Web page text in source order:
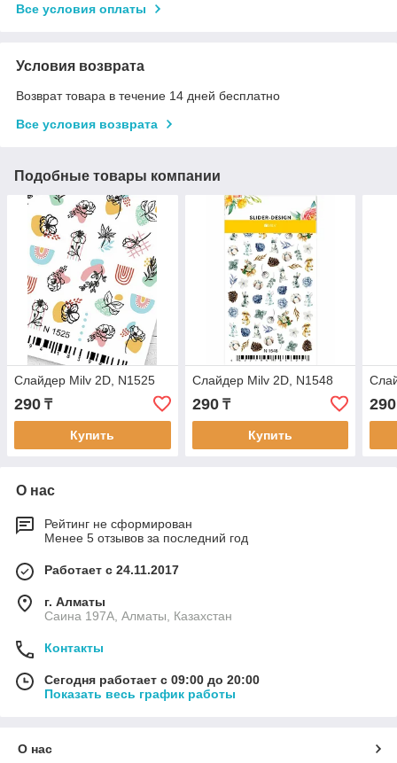
Все условия оплаты
Условия возврата
Возврат товара в течение 14 дней бесплатно
Все условия возврата
Подобные товары компании
Cлайдер Milv 2D, N1525
290 ₸
Купить
Cлайдер Milv 2D, N1548
290₸
Купить
290
О нас
Рейтинг не сформирован
Менее 5 отзывов за последний год
Работает с 24.11.2017
г. Алматы
Саина 197А, Алматы, Казахстан
Контакты
Сегодня работает с 09:00 до 20:00
Показать весь график работы
О нас